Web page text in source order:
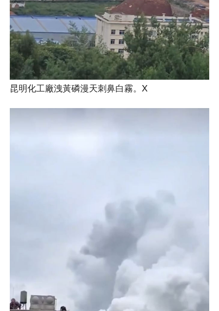
昆明化工廠洩黃磷漫天刺鼻白霧。X